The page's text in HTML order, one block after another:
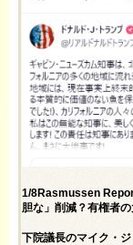
1/8Rasmussen
胆な」削減？有権者
下院議長のマイク・